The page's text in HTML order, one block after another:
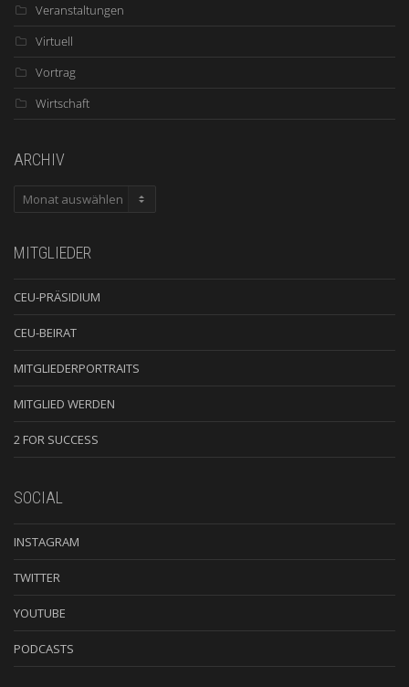
Veranstaltungen
Virtuell
Vortrag
Wirtschaft
ARCHIV
ARCHIV
MITGLIEDER
CEU-PRÄSIDIUM
CEU-BEIRAT
MITGLIEDERPORTRAITS
MITGLIED WERDEN
2 FOR SUCCESS
SOCIAL
INSTAGRAM
TWITTER
YOUTUBE
PODCASTS